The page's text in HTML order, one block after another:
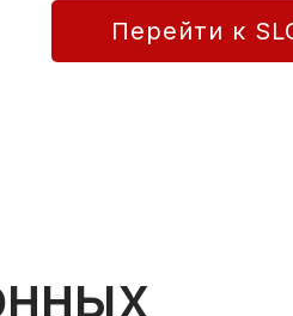
Перейти к